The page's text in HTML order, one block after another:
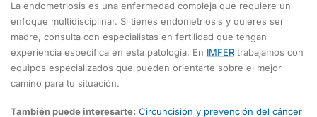
experiencia del equipo. En muchos casos se puede
realizar la FIV sin operar el endometrioma si este es
pequeño. La cirugía previa puede reducir la reserva, por lo
que debe valorarse cuidadosamente con el especialista.
La endometriosis es una enfermedad compleja que requiere un
enfoque multidisciplinar. Si tienes endometriosis y quieres ser
madre, consulta con especialistas en fertilidad que tengan
experiencia específica en esta patología. En IMFER trabajamos con
equipos especializados que pueden orientarte sobre el mejor
camino para tu situación.
También puede interesarte: Circuncisión y prevención del cáncer